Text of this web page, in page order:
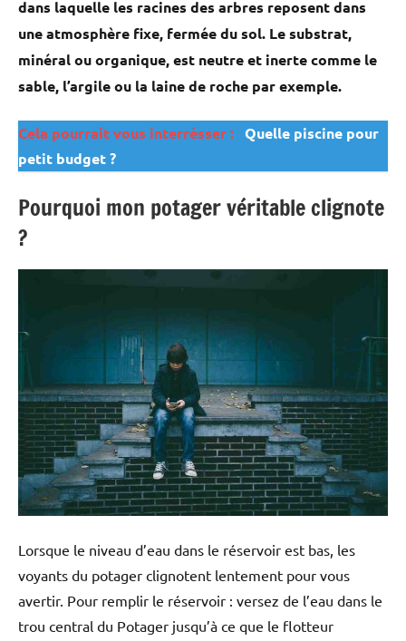
dans laquelle les racines des arbres reposent dans
une atmosphère fixe, fermée du sol. Le substrat,
minéral ou organique, est neutre et inerte comme le
sable, l’argile ou la laine de roche par exemple.
Cela pourrait vous interrésser : Quelle piscine pour
petit budget ?
Pourquoi mon potager véritable clignote
?
Lorsque le niveau d’eau dans le réservoir est bas, les
voyants du potager clignotent lentement pour vous
avertir. Pour remplir le réservoir : versez de l’eau dans le
trou central du Potager jusqu’à ce que le flotteur